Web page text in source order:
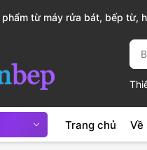
thiết bị bếp, gia dụng
Trang chủ Về